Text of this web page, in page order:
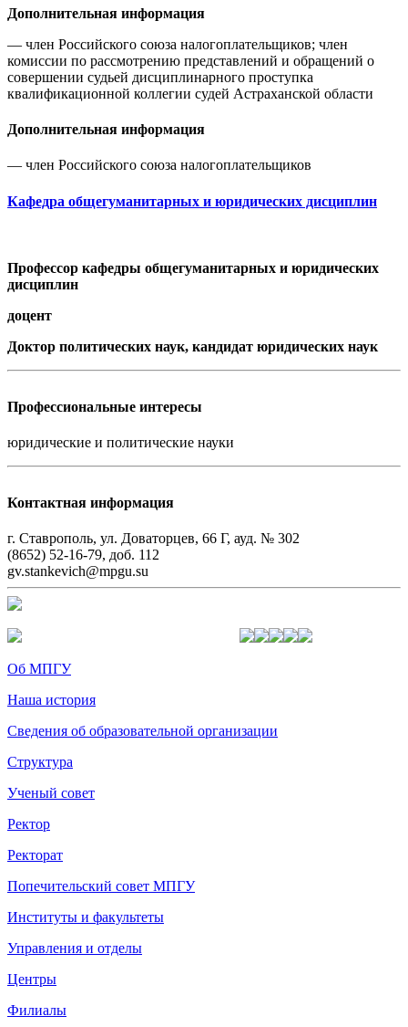
Дополнительная информация
— член Российского союза налогоплательщиков; член
комиссии по рассмотрению представлений и обращений о
совершении судьей дисциплинарного проступка
квалификационной коллегии судей Астраханской области
Дополнительная информация
— член Российского союза налогоплательщиков
Кафедра общегуманитарных и юридических дисциплин
Профессор кафедры общегуманитарных и юридических
дисциплин
доцент
Доктор политических наук, кандидат юридических наук
Профессиональные интересы
юридические и политические науки
Контактная информация
г. Ставрополь, ул. Доваторцев, 66 Г, ауд. № 302
(8652) 52-16-79, доб. 112
gv.stankevich@mpgu.su
Об МПГУ
Наша история
Сведения об образовательной организации
Структура
Ученый совет
Ректор
Ректорат
Попечительский совет МПГУ
Институты и факультеты
Управления и отделы
Центры
Филиалы